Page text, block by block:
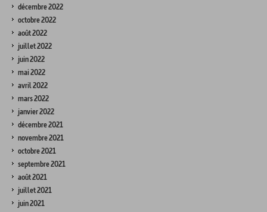
décembre 2022
octobre 2022
août 2022
juillet 2022
juin 2022
mai 2022
avril 2022
mars 2022
janvier 2022
décembre 2021
novembre 2021
octobre 2021
septembre 2021
août 2021
juillet 2021
juin 2021